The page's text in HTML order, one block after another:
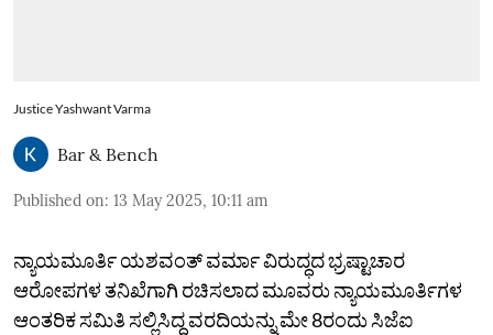
Justice Yashwant Varma
Bar & Bench
Published on: 13 May 2025, 10:11 am
ನ್ಯಾಯಮೂರ್ತಿ ಯಶವಂತ್ ವರ್ಮಾ ವಿರುದ್ಧದ ಭ್ರಷ್ಟಾಚಾರ
ಆರೋಪಗಳ ತನಿಖೆಗಾಗಿ ರಚಿಸಲಾದ ಮೂವರು ನ್ಯಾಯಮೂರ್ತಿಗಳ
ಆಂತರಿಕ ಸಮಿತಿ ಸಲ್ಲಿಸಿದ್ದ ವರದಿಯನ್ನು ಮೇ 8ರಂದು ಸಿಜೆಐ